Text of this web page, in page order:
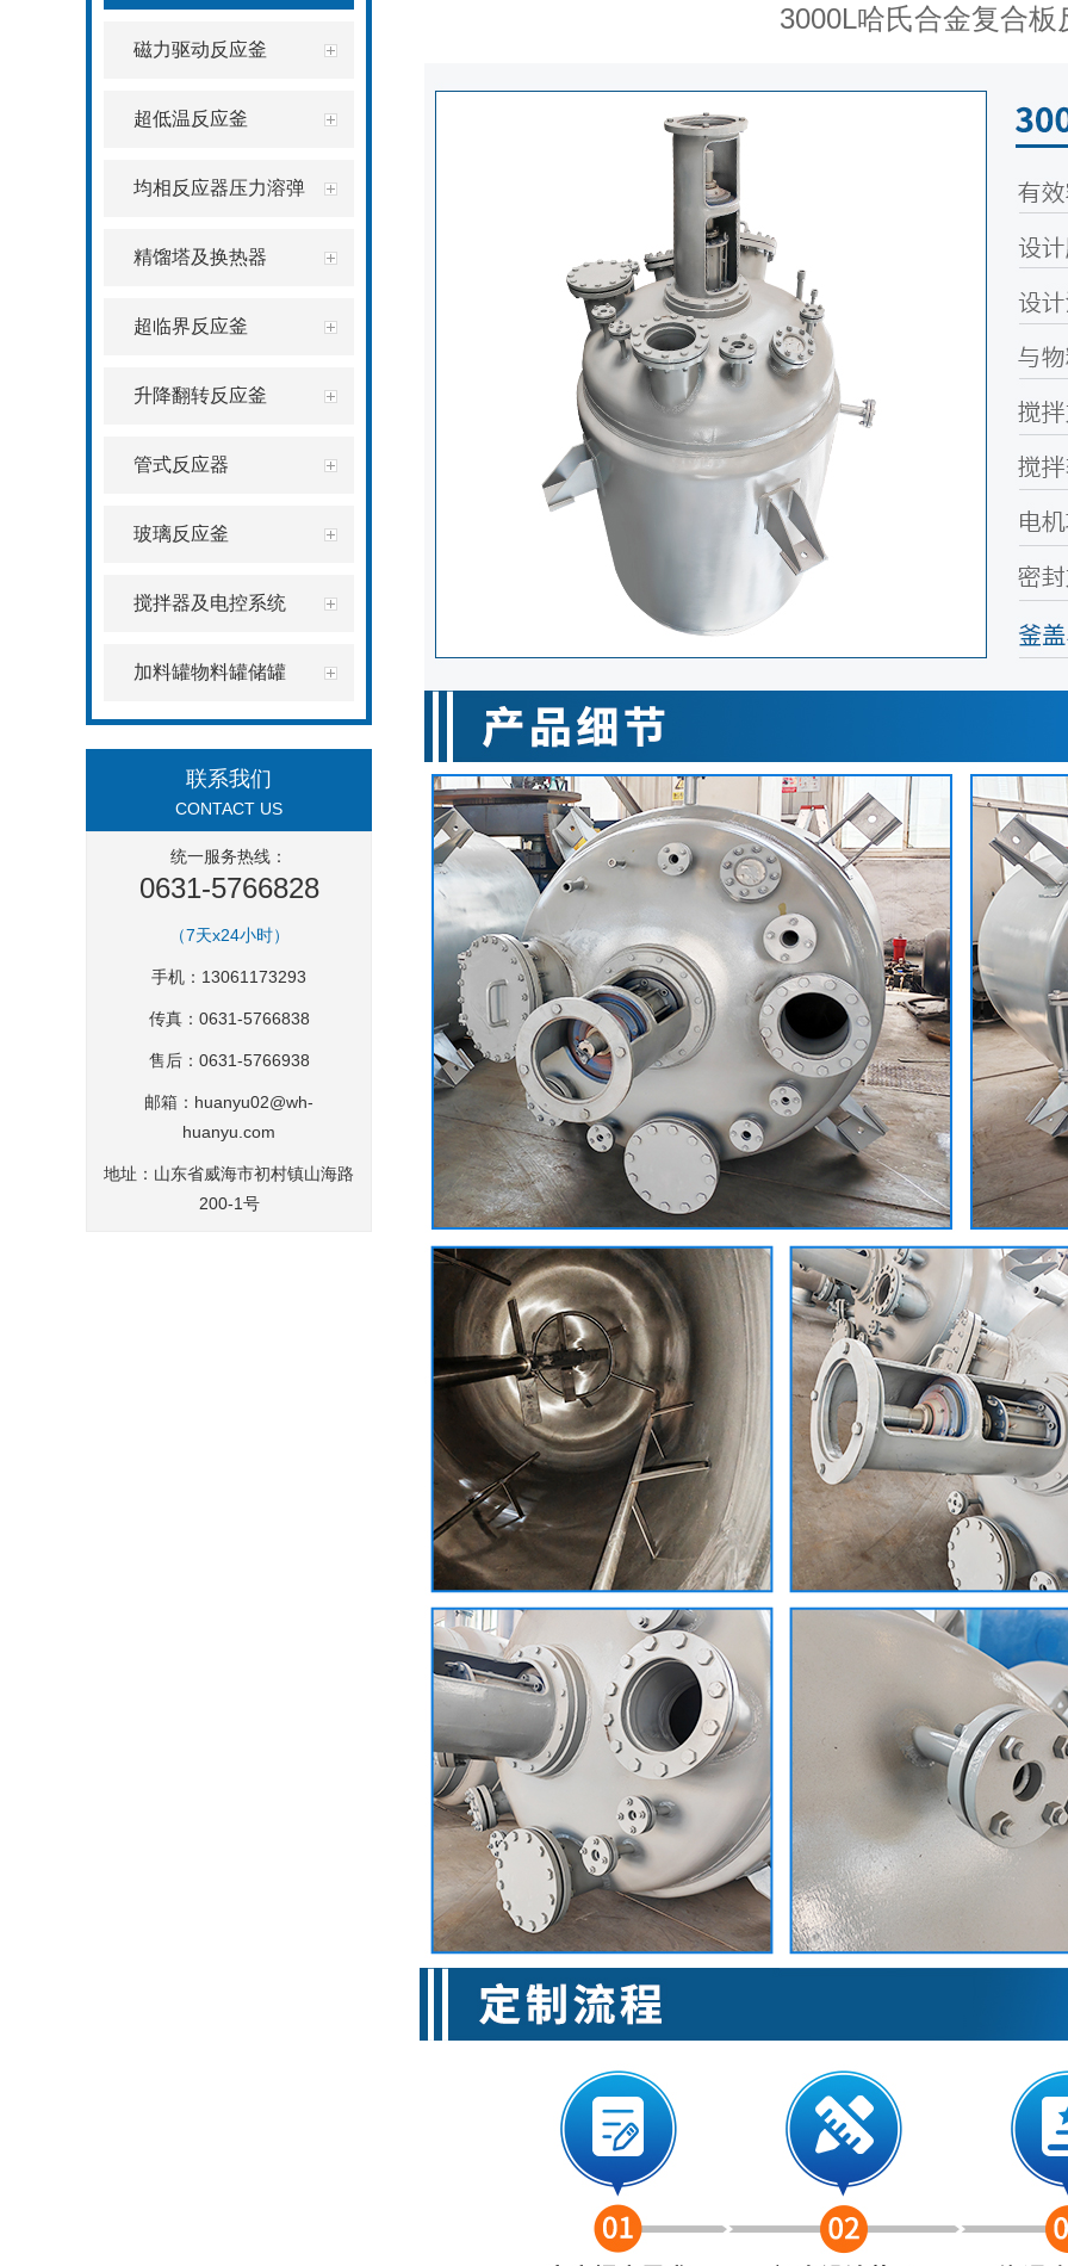
磁力驱动反应釜
超低温反应釜
均相反应器压力溶弹
精馏塔及换热器
超临界反应釜
升降翻转反应釜
管式反应器
玻璃反应釜
搅拌器及电控系统
加料罐物料罐储罐
联系我们
CONTACT US
统一服务热线：
0631-5766828
（7天x24小时）
手机：13061173293
传真：0631-5766838
售后：0631-5766938
邮箱： huanyu02@wh-
huanyu.com
地址：山东省威海市初村镇山海路
200-1号
3000L哈氏合金复合板